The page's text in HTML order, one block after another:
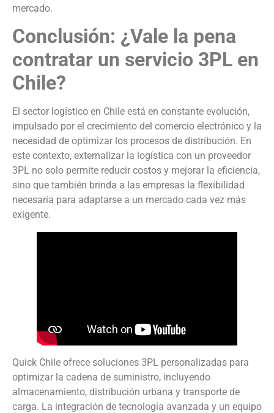
mercado.
Conclusión: ¿Vale la pena
contratar un servicio 3PL en
Chile?
El sector logístico en Chile está en constante evolución,
impulsado por el crecimiento del comercio electrónico y la
necesidad de optimizar los procesos de distribución. En
este contexto, externalizar la logística con un proveedor
3PL no solo permite reducir costos y mejorar la eficiencia,
sino que también brinda a las empresas la flexibilidad
necesaria para adaptarse a un mercado cada vez más
exigente.
Quick Chile ofrece soluciones 3PL personalizadas para
optimizar la cadena de suministro, incluyendo
almacenamiento, distribución urbana y transporte de
carga. La integración de tecnología avanzada y un equipo